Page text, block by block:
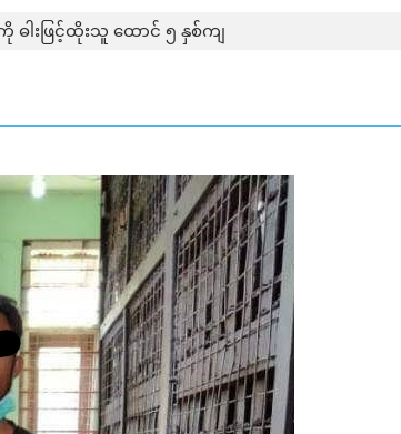
ဓါးဖြင့်ထိုးသူ ထောင် ၅ နှစ်ကျ